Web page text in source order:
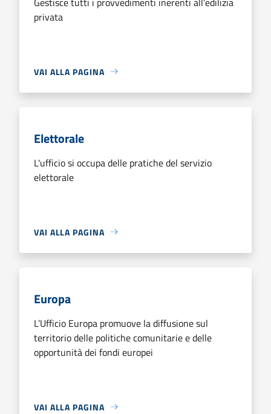
privata
VAI ALLA PAGINA
Elettorale
L'ufficio si occupa delle pratiche del servizio
elettorale
VAI ALLA PAGINA
Europa
L’Ufficio Europa promuove la diffusione sul
territorio delle politiche comunitarie e delle
opportunità dei fondi europei
VAI ALLA PAGINA